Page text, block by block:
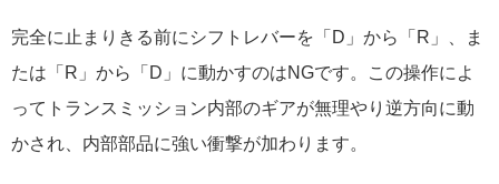
完全に止まりきる前にシフトレバーを「D」から「R」、ま
たは「R」から「D」に動かすのはNGです。この操作によ
ってトランスミッション内部のギアが無理やり逆方向に動
かされ、内部部品に強い衝撃が加わります。